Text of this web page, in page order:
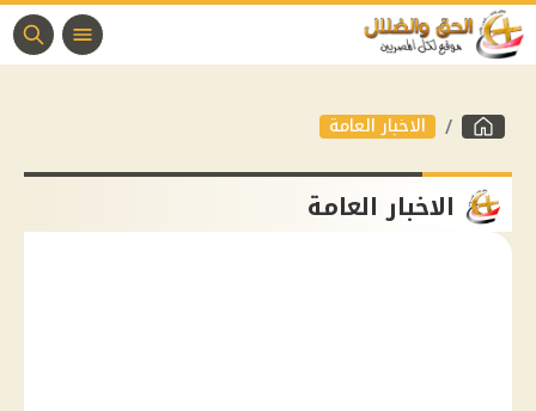
الاخبار العامة
الاخبار العامة